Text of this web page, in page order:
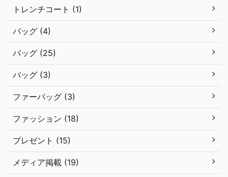
トレンチコート (1)
バッグ (4)
バッグ (25)
バッグ (3)
ファーバッグ (3)
ファッション (18)
プレゼント (15)
メディア掲載 (19)